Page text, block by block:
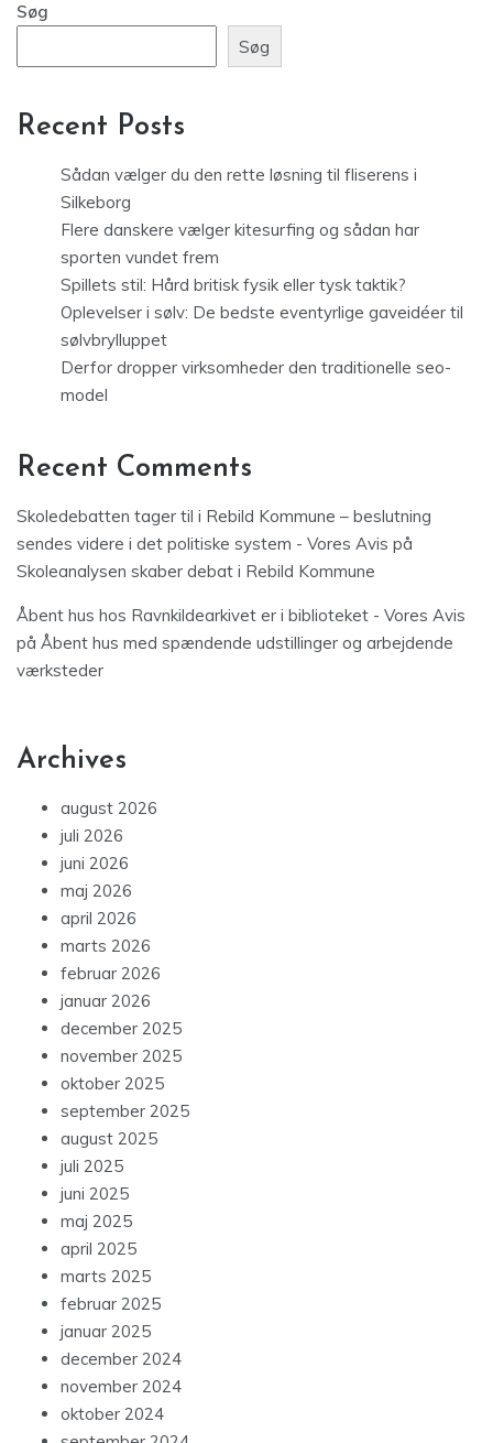
Søg
Søg
Recent Posts
Sådan vælger du den rette løsning til fliserens i
Silkeborg
Flere danskere vælger kitesurfing og sådan har
sporten vundet frem
Spillets stil: Hård britisk fysik eller tysk taktik?
Oplevelser i sølv: De bedste eventyrlige gaveidéer til
sølvbrylluppet
Derfor dropper virksomheder den traditionelle seo-
model
Recent Comments
Skoledebatten tager til i Rebild Kommune – beslutning
sendes videre i det politiske system - Vores Avis på
Skoleanalysen skaber debat i Rebild Kommune
Åbent hus hos Ravnkildearkivet er i biblioteket - Vores Avis
på Åbent hus med spændende udstillinger og arbejdende
værksteder
Archives
august 2026
juli 2026
juni 2026
maj 2026
april 2026
marts 2026
februar 2026
januar 2026
december 2025
november 2025
oktober 2025
september 2025
august 2025
juli 2025
juni 2025
maj 2025
april 2025
marts 2025
februar 2025
januar 2025
december 2024
november 2024
oktober 2024